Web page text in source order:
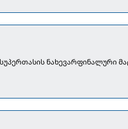
სუპერთასის ნახევარფინალური